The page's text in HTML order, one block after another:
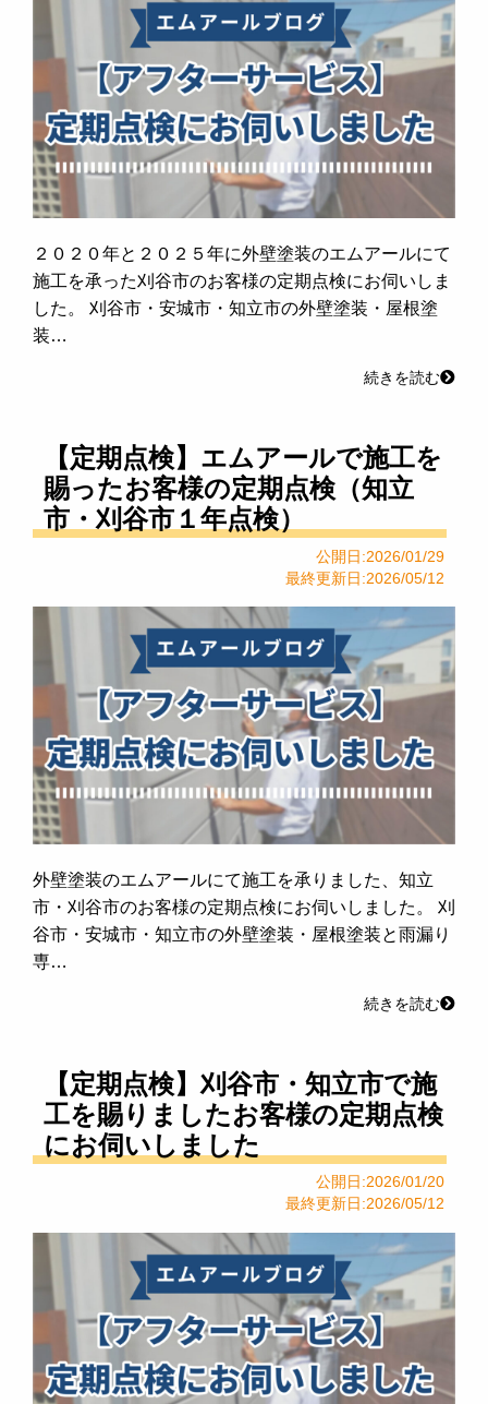
２０２０年と２０２５年に外壁塗装のエムアールにて
施工を承った刈谷市のお客様の定期点検にお伺いしま
した。 刈谷市・安城市・知立市の外壁塗装・屋根塗
装…
続きを読む
【定期点検】エムアールで施工を
賜ったお客様の定期点検（知立
市・刈谷市１年点検）
公開日:2026/01/29
最終更新日:2026/05/12
外壁塗装のエムアールにて施工を承りました、知立
市・刈谷市のお客様の定期点検にお伺いしました。 刈
谷市・安城市・知立市の外壁塗装・屋根塗装と雨漏り
専…
続きを読む
【定期点検】刈谷市・知立市で施
工を賜りましたお客様の定期点検
にお伺いしました
公開日:2026/01/20
最終更新日:2026/05/12